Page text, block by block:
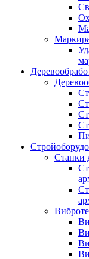
Станки